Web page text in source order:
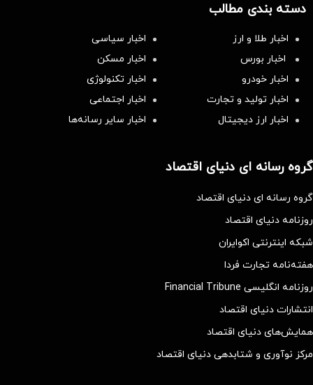
دسته بندی مطالب
اخبار طلا و ارز
اخبار سیاسی
اخبار بورس
اخبار مسکن
اخبار خودرو
اخبار تکنولوژی
اخبار تولید و تجارت
اخبار اجتماعی
اخبار ارز دیجیتال
اخبار سایر رسانه‌‌ها
گروه رسانه ای دنیای اقتصاد
گروه رسانه ای دنیای اقتصاد
روزنامه دنیای اقتصاد
شبکه اینترنتی اکوایران
هفته‌نامه تجارت فردا
روزنامه انگلیسی Financial Tribune
انتشارات دنیای اقتصاد
همایش‌های دنیای اقتصاد
مرکز نوآوری و شتابدهی دنیای اقتصاد